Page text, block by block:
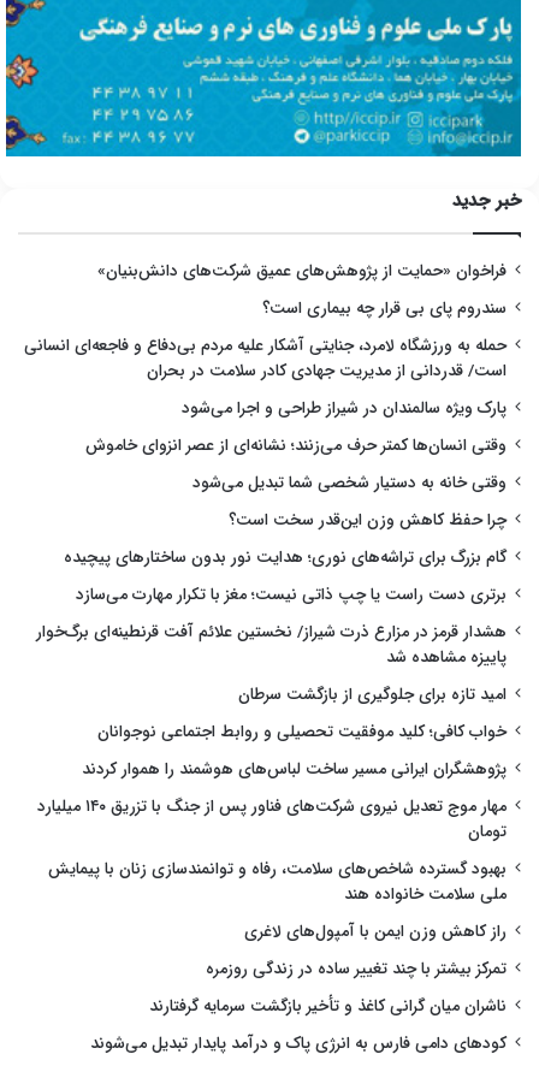
خبر جدید
فراخوان «حمایت از پژوهش‌های عمیق شرکت‌های دانش‌بنیان»
سندروم پای بی قرار چه بیماری است؟
حمله به ورزشگاه لامرد، جنایتی آشکار علیه مردم بی‌دفاع و فاجعه‌ای انسانی
است/ قدردانی از مدیریت جهادی کادر سلامت در بحران
پارک ویژه سالمندان در شیراز طراحی و اجرا می‌شود
وقتی انسان‌ها کمتر حرف می‌زنند؛ نشانه‌ای از عصر انزوای خاموش
وقتی خانه به دستیار شخصی شما تبدیل می‌شود
چرا حفظ کاهش وزن این‌قدر سخت است؟
گام بزرگ برای تراشه‌های نوری؛ هدایت نور بدون ساختارهای پیچیده
برتری دست راست یا چپ ذاتی نیست؛ مغز با تکرار مهارت می‌سازد
هشدار قرمز در مزارع ذرت شیراز/ نخستین علائم آفت قرنطینه‌ای برگ‌خوار
پاییزه مشاهده شد
امید تازه برای جلوگیری از بازگشت سرطان
خواب کافی؛ کلید موفقیت تحصیلی و روابط اجتماعی نوجوانان
پژوهشگران ایرانی مسیر ساخت لباس‌های هوشمند را هموار کردند
مهار موج تعدیل نیروی شرکت‌های فناور پس از جنگ با تزریق ۱۴۰ میلیارد
تومان
بهبود گسترده شاخص‌های سلامت، رفاه و توانمندسازی زنان با پیمایش
ملی سلامت خانواده هند
راز کاهش وزن ایمن با آمپول‌های لاغری
تمرکز بیشتر با چند تغییر ساده در زندگی روزمره
ناشران میان گرانی کاغذ و تأخیر بازگشت سرمایه گرفتارند
کودهای دامی فارس به انرژی پاک و درآمد پایدار تبدیل می‌شوند